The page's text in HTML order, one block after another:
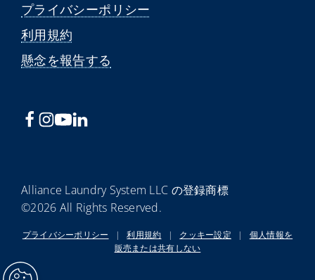
プライバシーポリシー
利用規約
懸念を報告する
Alliance Laundry System LLC の登録商標
©2026 All Rights Reserved.
プライバシーポリシー | 利用規約 | クッキー設定 |
個人情報を
販売または共有しない